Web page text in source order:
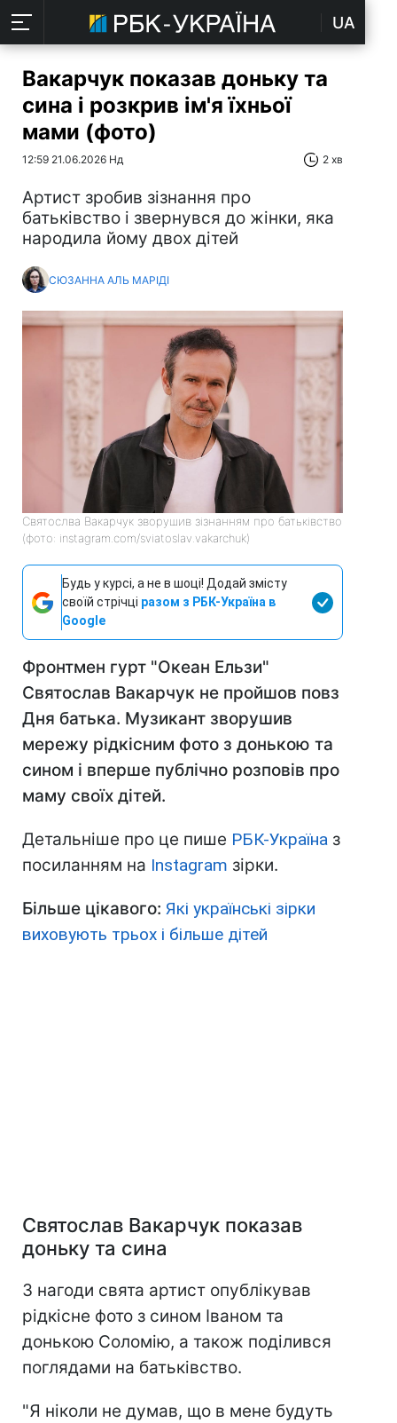
UA
Вакарчук показав доньку та
сина і розкрив ім'я їхньої
мами (фото)
12:59 21.06.2026 Нд 2 хв
Артист зробив зізнання про
батьківство і звернувся до жінки, яка
народила йому двох дітей
СЮЗАННА АЛЬ МАРІДІ
Святослва Вакарчук зворушив зізнанням про батьківство
(фото: instagram.com/sviatoslav.vakarchuk)
Будь у курсі, а не в шоці! Додай змісту
своїй стрічці разом з РБК-Україна в
Google
Фронтмен гурт "Океан Ельзи"
Святослав Вакарчук не пройшов повз
Дня батька. Музикант зворушив
мережу рідкісним фото з донькою та
сином і вперше публічно розповів про
маму своїх дітей.
Детальніше про це пише РБК-Україна з
посиланням на Instagram зірки.
Більше цікавого: Які українські зірки
виховують трьох і більше дітей
Святослав Вакарчук показав
доньку та сина
З нагоди свята артист опублікував
рідкісне фото з сином Іваном та
донькою Соломію, а також поділився
поглядами на батьківство.
"Я ніколи не думав, що в мене будуть